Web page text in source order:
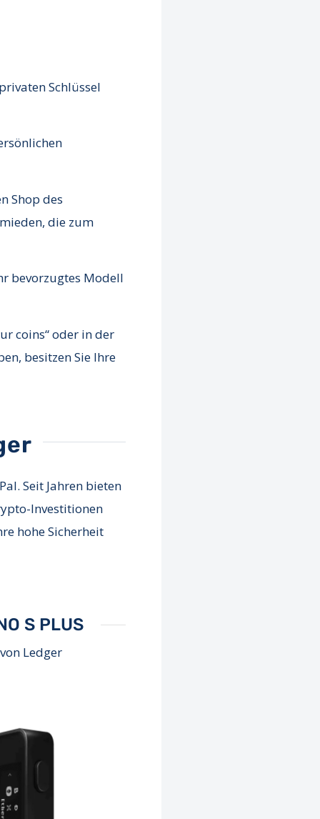
Schlüssel
Shop des
die zum
bevorzugtes Modell
coins“ oder in der
besitzen Sie Ihre
Seit Jahren bieten
Investitionen
hohe Sicherheit
S PLUS
Ledger